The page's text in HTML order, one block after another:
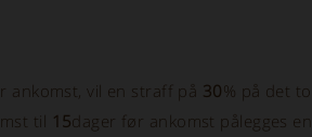
ankomst, vil en straff på 30% på det
til 15dager før ankomst pålegges